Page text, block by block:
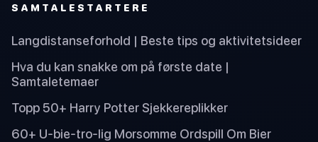
SAMTALESTARTERE
Langdistanseforhold | Beste tips og aktivitetsideer
Hva du kan snakke om på første date |
Samtaletemaer
Topp 50+ Harry Potter Sjekkereplikker
60+ U-bie-tro-lig Morsomme Ordspill Om Bier